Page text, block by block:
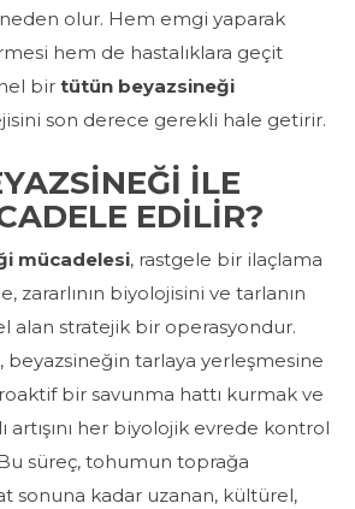
olur. Hem emgi yaparak
hem de hastalıklara geçit
bir tütün beyazsineği
son derece gerekli hale getirir.
İLE
EDİLİR?
mücadelesi, rastgele bir ilaçlama
zararlının biyolojisini ve tarlanın
alan stratejik bir operasyondur.
beyazsineğin tarlaya yerleşmesine
bir savunma hattı kurmak ve
artışını her biyolojik evrede kontrol
süreç, tohumun toprağa
sonuna kadar uzanan, kültürel,